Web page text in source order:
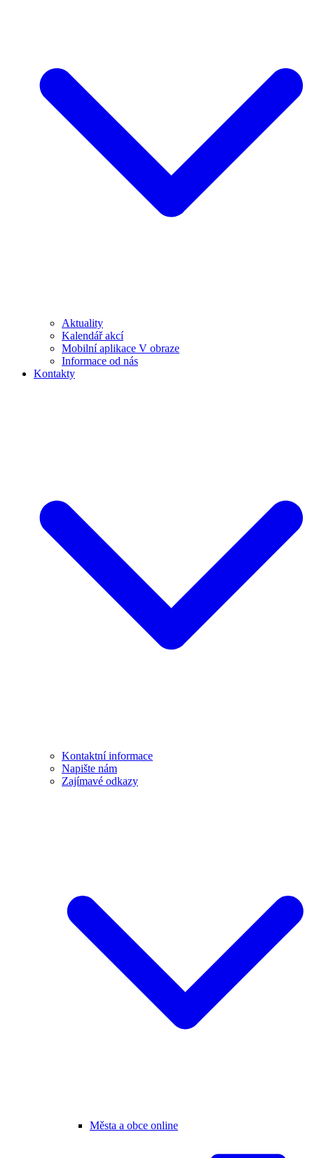
Aktuality
Kalendář akcí
Mobilní aplikace V obraze
Informace od nás
Kontakty
Kontaktní informace
Napište nám
Zajímavé odkazy
Města a obce online